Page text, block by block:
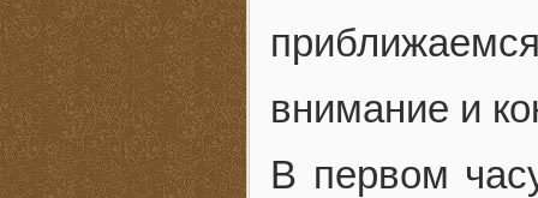
внимание и
В первом